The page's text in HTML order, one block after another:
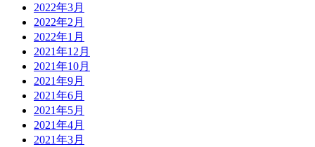
2022年3月
2022年2月
2022年1月
2021年12月
2021年10月
2021年9月
2021年6月
2021年5月
2021年4月
2021年3月